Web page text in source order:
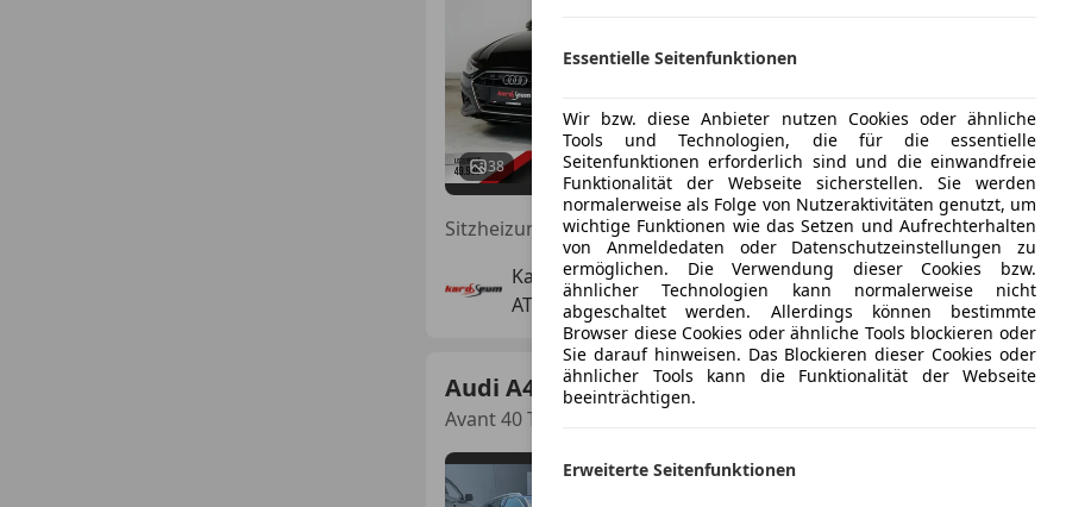
38 Neu 03/2022 50 200 km
Karosseum GmbH
AT-4693 Desselbrunn
Audi A4
Avant 40 TDI quattro S-tronic
€ 24 980
Essentielle Seitenfunktionen
Wir bzw. diese Anbieter nutzen Cookies oder ähnliche
Tools und Technologien, die für die essentielle
Seitenfunktionen erforderlich sind und die einwandfreie
Funktionalität der Webseite sicherstellen. Sie werden
normalerweise als Folge von Nutzeraktivitäten genutzt, um
wichtige Funktionen wie das Setzen und Aufrechterhalten
von Anmeldedaten oder Datenschutzeinstellungen zu
ermöglichen. Die Verwendung dieser Cookies bzw.
ähnlicher Technologien kann normalerweise nicht
abgeschaltet werden. Allerdings können bestimmte
Browser diese Cookies oder ähnliche Tools blockieren oder
Sie darauf hinweisen. Das Blockieren dieser Cookies oder
ähnlicher Tools kann die Funktionalität der Webseite
beeinträchtigen.
Erweiterte Seitenfunktionen